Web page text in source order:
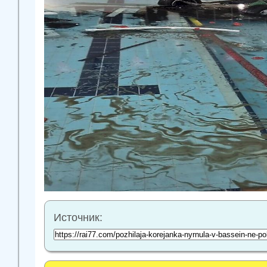
Источник: